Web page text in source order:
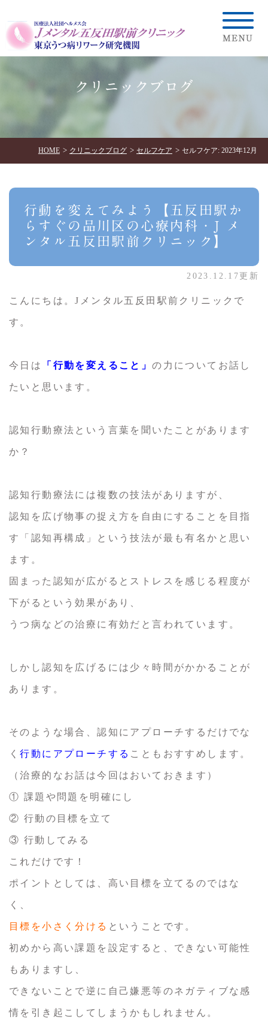
クリニックブログ
HOME クリニックブログ セルフケア セルフケア: 2023年12月
行動を変えてみよう【五反田駅か
らすぐの品川区の心療内科・J メ
ンタル五反田駅前クリニック】
2023.12.17更新
こんにちは。Jメンタル五反田駅前クリニックで
す。
今日は 「行動を変えること」の力についてお話し
たいと思います。
認知行動療法という言葉を聞いたことがあります
か？
認知行動療法には複数の技法がありますが、
認知を広げ物事の捉え方を自由にすることを目指
す「認知再構成」という技法が最も有名かと思い
ます。
固まった認知が広がるとストレスを感じる程度が
下がるという効果があり、
うつ病などの治療に有効だと言われています。
しかし認知を広げるには少々時間がかかることが
あります。
そのような場合、認知にアプローチするだけでな
く行動にアプローチする こともおすすめします。
（治療的なお話は今回はおいておきます）
① 課題や問題を明確にし
② 行動の目標を立て
③ 行動してみる
これだけです！
ポイントとしては、高い目標を立てるのではな
く、
目標を小さく分ける ということです。
初めから高い課題を設定すると、できない可能性
もありますし、
できないことで逆に自己嫌悪等のネガティブな感
情を引き起こしてしまうかもしれません。